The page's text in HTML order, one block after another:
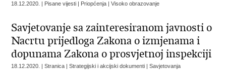
18.12.2020. | Pisane vijesti | Priopćenja | Visoko obrazovanje
Savjetovanje sa zainteresiranom javnosti o
Nacrtu prijedloga Zakona o izmjenama i
dopunama Zakona o prosvjetnoj inspekciji
18.12.2020. | Stranica | Strategijski i akcijski dokumenti | Savjetovanja